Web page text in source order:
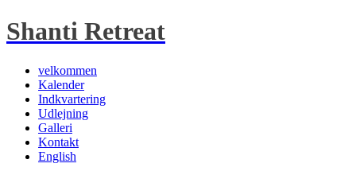
Shanti Retreat
velkommen
Kalender
Indkvartering
Udlejning
Galleri
Kontakt
English